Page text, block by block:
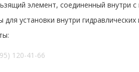
элемент, соединенный внутри с
установки внутри гидравлических
120-41-66